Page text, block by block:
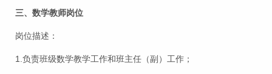
三、数学教师岗位
岗位描述：
1.负责班级数学教学工作和班主任（副）工作；